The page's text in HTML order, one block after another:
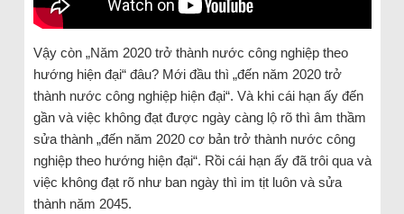
Vậy còn „Năm 2020 trở thành nước công nghiệp theo
hướng hiện đại“ đâu? Mới đầu thì „đến năm 2020 trở
thành nước công nghiệp hiện đại“. Và khi cái hạn ấy đến
gần và việc không đạt được ngày càng lộ rõ thì âm thầm
sửa thành „đến năm 2020 cơ bản trở thành nước công
nghiệp theo hướng hiện đại“. Rồi cái hạn ấy đã trôi qua và
việc không đạt rõ như ban ngày thì im tịt luôn và sửa
thành năm 2045.